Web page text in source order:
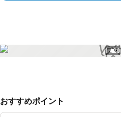
1 / 23
おすすめポイント